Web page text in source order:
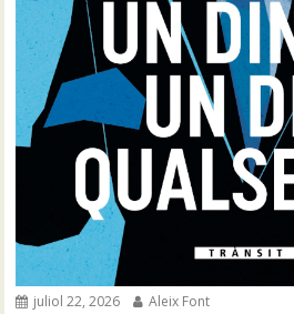
juliol 22, 2026 Aleix Font